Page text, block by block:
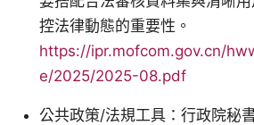
控法律動態的重要性。
https://ipr.mofcom.gov.cn/
e/2025/2025-08.pdf
公共政策/法規工具：行政院秘